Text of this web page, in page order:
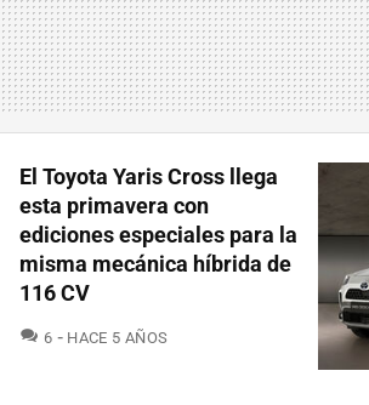
El Toyota Yaris Cross llega
esta primavera con
ediciones especiales para la
misma mecánica híbrida de
116 CV
6 COMENTARIOS
HACE 5 AÑOS